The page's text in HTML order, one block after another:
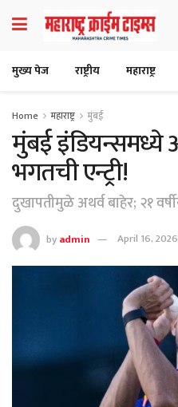
मुख्य पेज राष्ट्रीय महाराष्ट्र
Home महाराष्ट्र मुंबई
मुंबई इंडियन्समध्ये
भगतची एन्ट्री!
दुखापतीमुळे अथर्व बाहेर; २१
byadmin April 16, 2026